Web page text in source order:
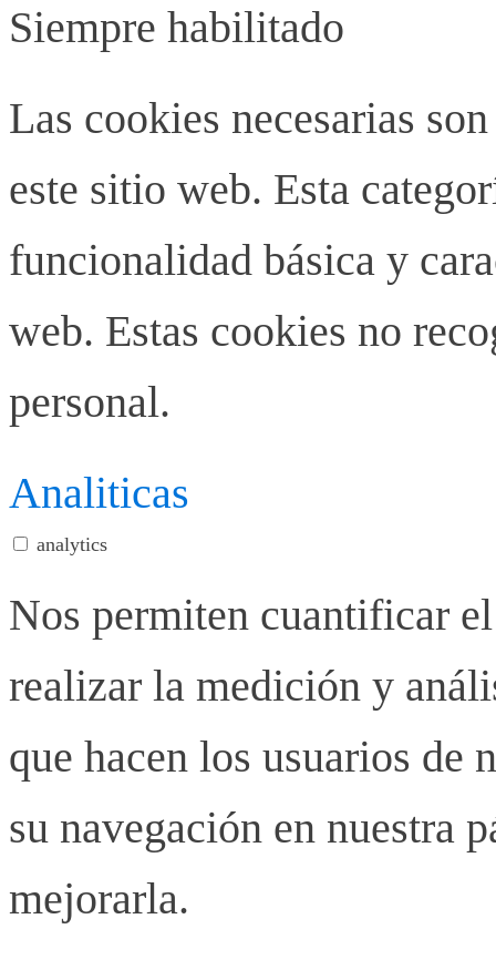
Siempre habilitado
Las cookies necesarias
este sitio web. Esta
funcionalidad básica y
web. Estas cookies no
personal.
Analiticas
analytics
Nos permiten cuantificar
realizar la medición y
que hacen los usuarios de
su navegación en nuestra
mejorarla.